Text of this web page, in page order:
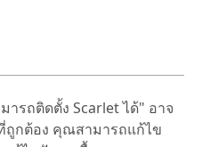
ารถติดตั้ง Scarlet ได้" อาจ
ถูกต้อง คุณสามารถแก้ไข